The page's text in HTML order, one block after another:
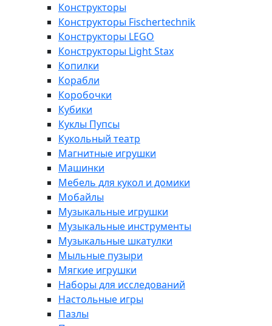
Конструкторы
Конструкторы Fisсhertechnik
Конструкторы LEGO
Конструкторы Light Stax
Копилки
Корабли
Коробочки
Кубики
Куклы Пупсы
Кукольный театр
Магнитные игрушки
Машинки
Мебель для кукол и домики
Мобайлы
Музыкальные игрушки
Музыкальные инструменты
Музыкальные шкатулки
Мыльные пузыри
Мягкие игрушки
Наборы для исследований
Настольные игры
Пазлы